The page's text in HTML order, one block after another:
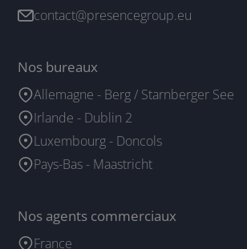
contact@presencegroup.eu
Nos bureaux
Allemagne - Berg / Starnberger See
Irlande - Dublin 2
Luxembourg - Doncols
Pays-Bas - Maastricht
Nos agents commerciaux
France